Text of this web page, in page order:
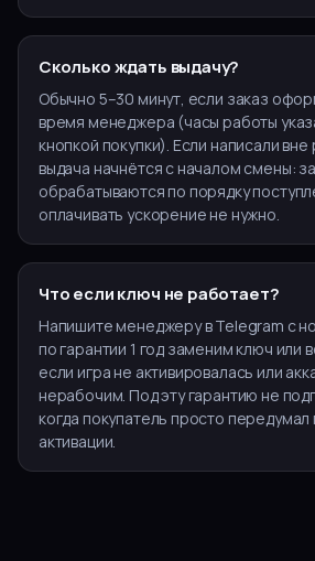
Сколько ждать выдачу?
Обычно 5–30 минут, если заказ
время менеджера (часы работы
кнопкой покупки). Если написали вне
выдача начнётся с началом смены:
обрабатываются по порядку
оплачивать ускорение не нужно.
Что если ключ не работает?
Напишите менеджеру в Telegram с
по гарантии 1 год заменим ключ или
если игра не активировалась или
нерабочим. Под эту гарантию не
когда покупатель просто
активации.